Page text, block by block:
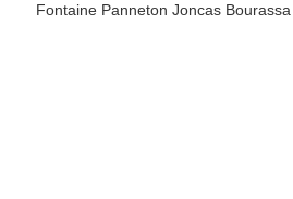
Fontaine Panneton Joncas